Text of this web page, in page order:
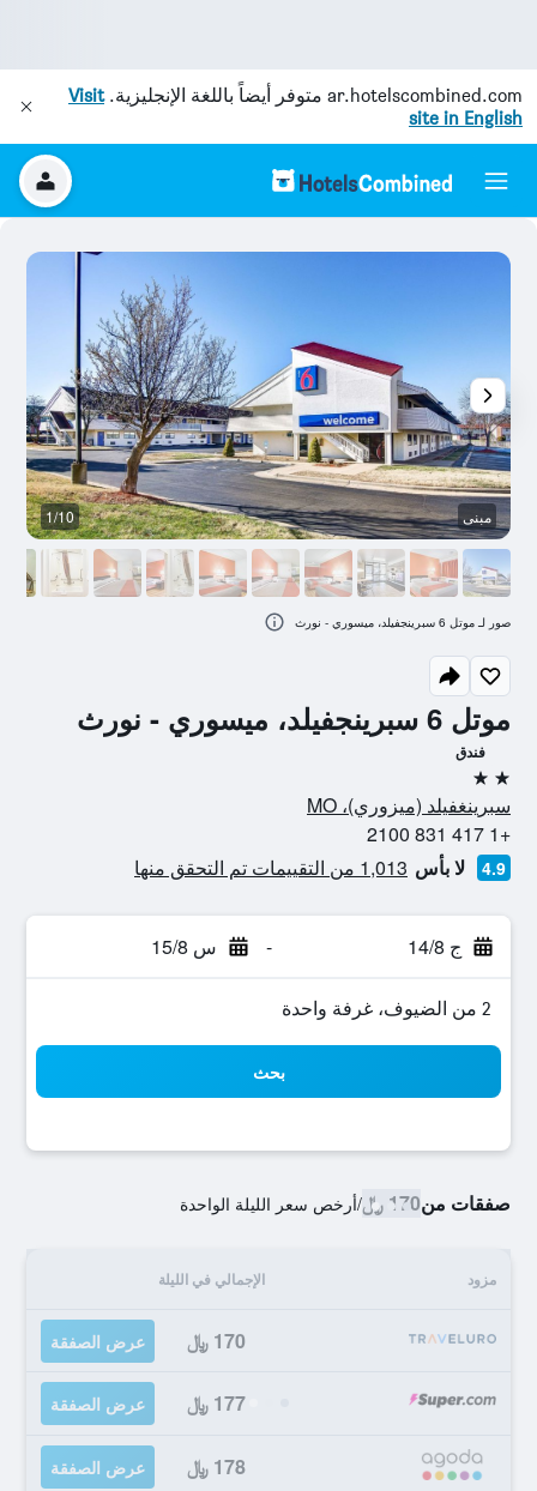
ar.hotelscombined.com متوفر أيضاً باللغة الإنجليزية.Visit
site in English
موتل 6 سبرينجفيلد، ميسوري - نورث
فندق
2 نجمتين
سبرينغفيلد (ميزوري)، MO
+1 417 831 2100
4.9 لا بأس 1,013 من التقييمات تم التحقق منها
ج 14/8 - س 15/8
2 من الضيوف، غرفة واحدة
بحث
صفقات من170 ﷼ /أرخص سعر الليلة الواحدة
مزود الإجمالي في الليلة
170 ﷼ عرض الصفقة
177 ﷼ عرض الصفقة
178 ﷼ عرض الصفقة
مبنى 1/10
صور لـ موتل 6 سبرينجفيلد، ميسوري - نورث